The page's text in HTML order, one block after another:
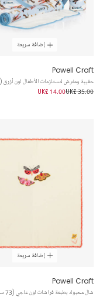
إضافة سريعة
Powell Craft
حقيبة ومفرش لمستلزمات الأطفال لون أزرق (36 سم)
UK£ 35.00
UK£ 14.00
إضافة سريعة
Powell Craft
شال محبوك بطبعة فراشات لون عاجي (73 سم)